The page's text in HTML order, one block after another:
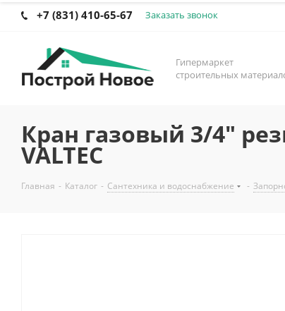
+7 (831) 410-65-67 Заказать звонок
Гипермаркет
строительных
Кран газовый 3/4"
VALTEC
Главная - Каталог - Сантехника и водоснабжение -